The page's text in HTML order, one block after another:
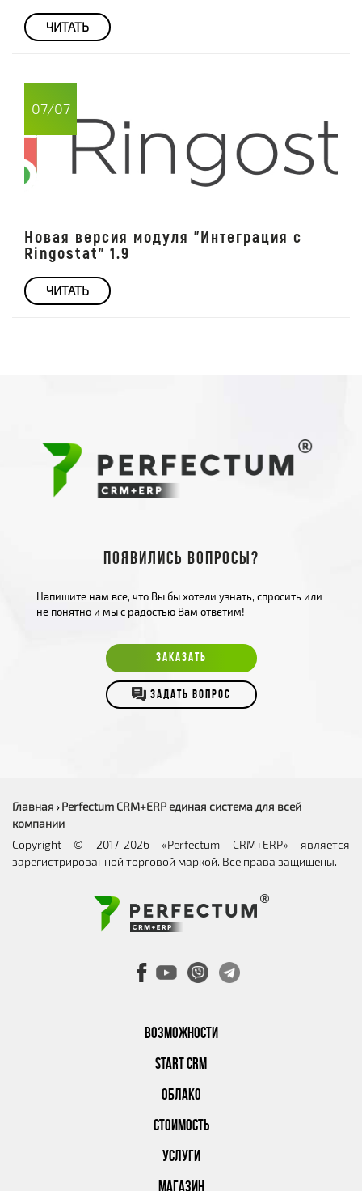
ЧИТАТЬ
07/07
Новая версия модуля "Интеграция с
Ringostat" 1.9
ЧИТАТЬ
Появились вопросы?
Напишите нам все, что Вы бы хотели узнать, спросить или
не понятно и мы с радостью Вам ответим!
ЗАКАЗАТЬ
ЗАДАТЬ ВОПРОС
ВОЗМОЖНОСТИ
START CRM
ОБЛАКО
СТОИМОСТЬ
УСЛУГИ
Главная › Perfectum CRM+ERP единая система для всей
компании
Copyright © 2017-2026 «Perfectum CRM+ERP» является
зарегистрированной торговой маркой. Все права защищены.